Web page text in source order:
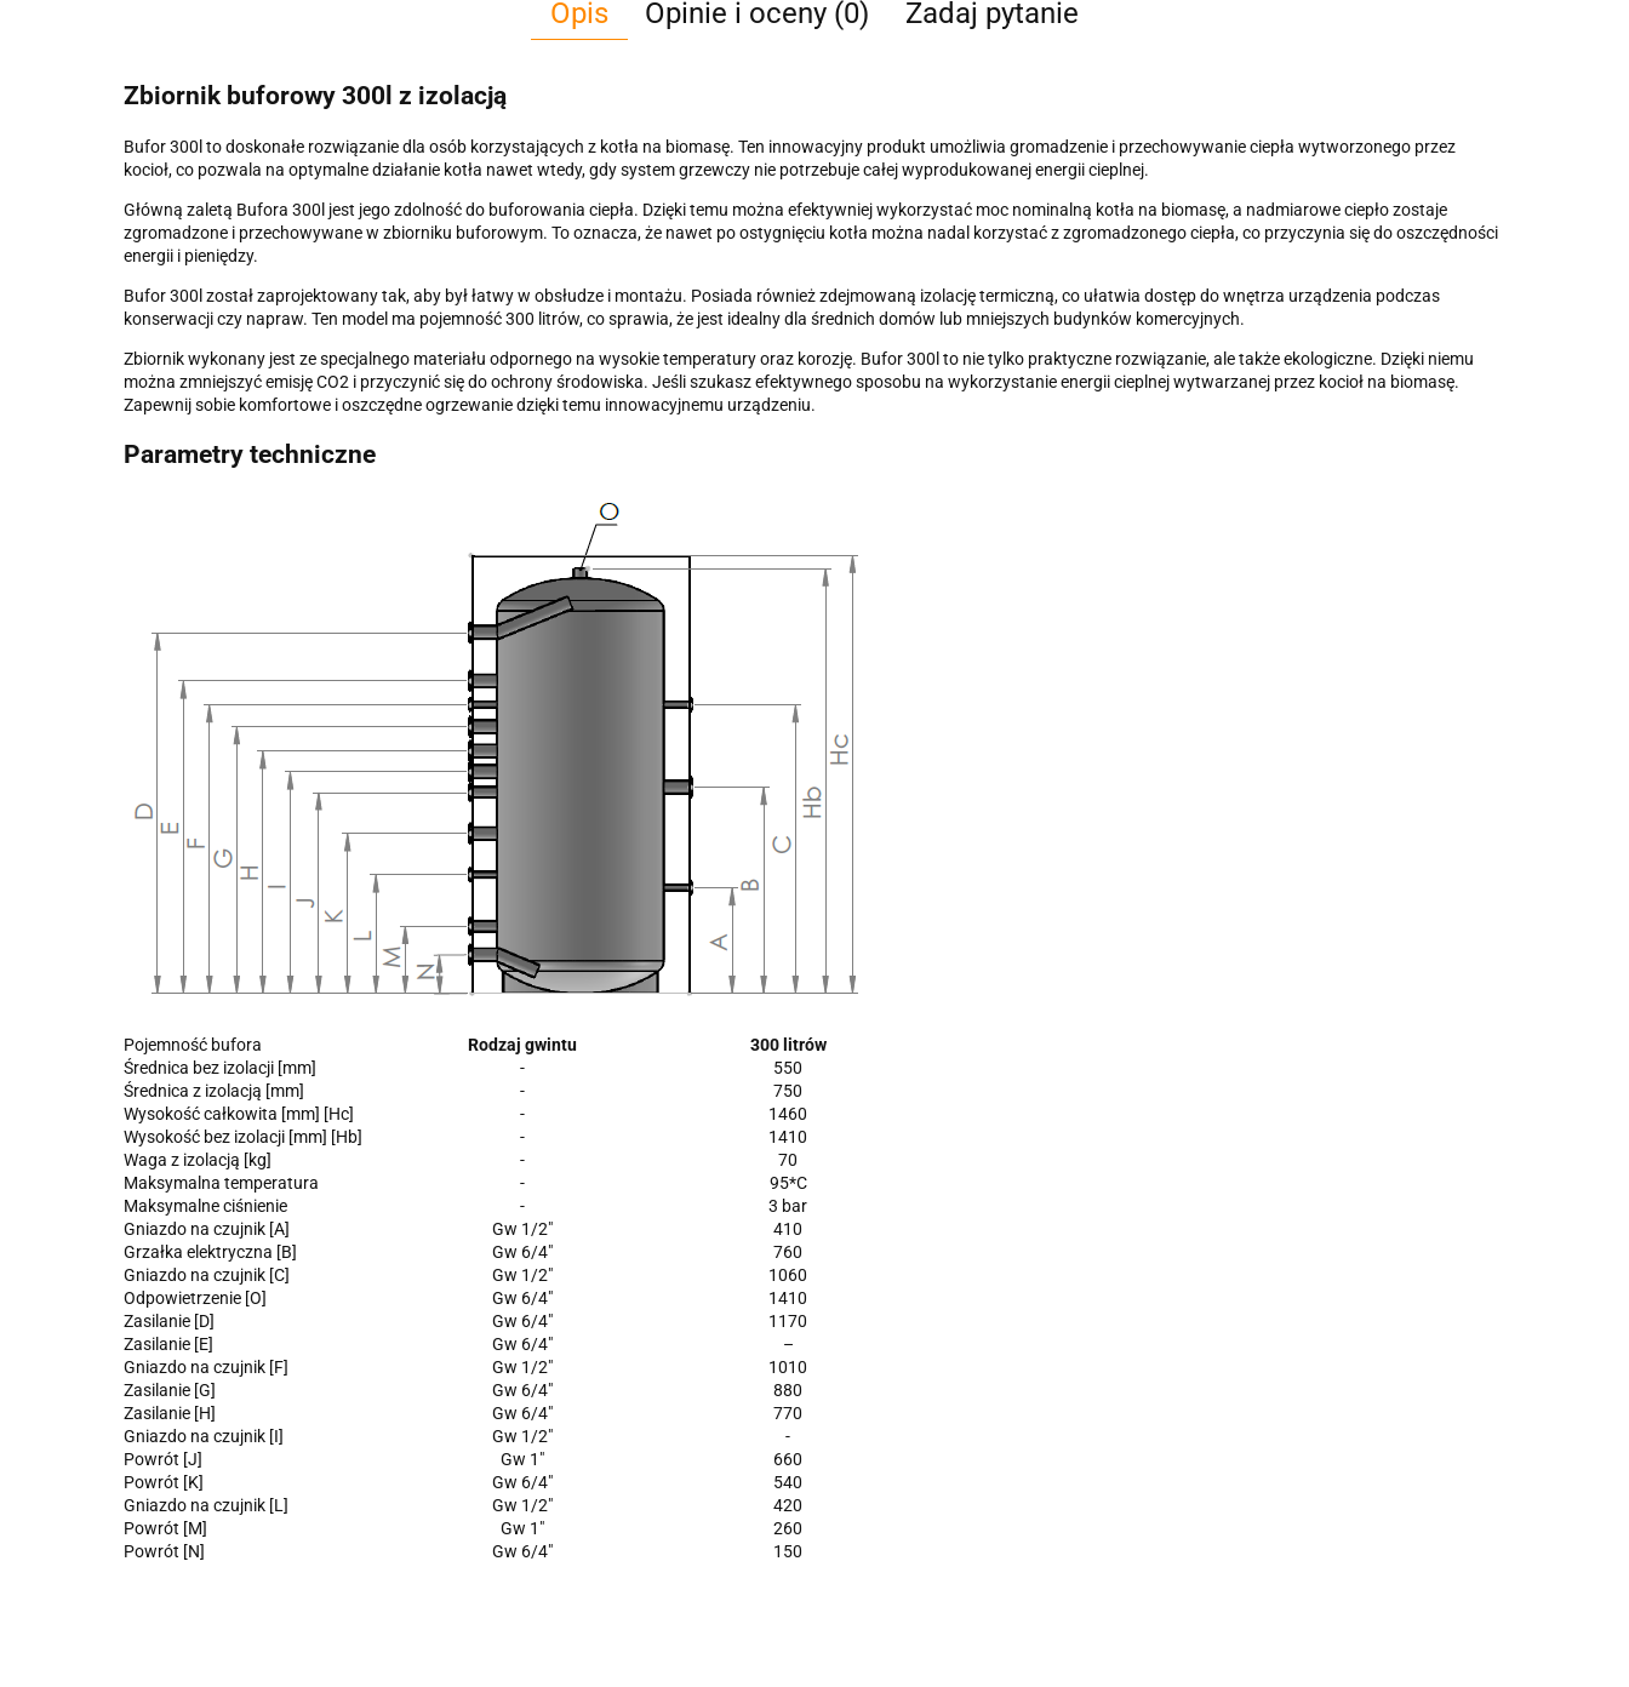
Opis Opinie i oceny (0) Zadaj pytanie
Zbiornik buforowy 300l z izolacją
Bufor 300l to doskonałe rozwiązanie dla osób korzystających z kotła na biomasę. Ten innowacyjny produkt umożliwia gromadzenie i przechowywanie ciepła wytworzonego przez
kocioł, co pozwala na optymalne działanie kotła nawet wtedy, gdy system grzewczy nie potrzebuje całej wyprodukowanej energii cieplnej.
Główną zaletą Bufora 300l jest jego zdolność do buforowania ciepła. Dzięki temu można efektywniej wykorzystać moc nominalną kotła na biomasę, a nadmiarowe ciepło zostaje
zgromadzone i przechowywane w zbiorniku buforowym. To oznacza, że nawet po ostygnięciu kotła można nadal korzystać z zgromadzonego ciepła, co przyczynia się do oszczędności
energii i pieniędzy.
Bufor 300l został zaprojektowany tak, aby był łatwy w obsłudze i montażu. Posiada również zdejmowaną izolację termiczną, co ułatwia dostęp do wnętrza urządzenia podczas
konserwacji czy napraw. Ten model ma pojemność 300 litrów, co sprawia, że jest idealny dla średnich domów lub mniejszych budynków komercyjnych.
Zbiornik wykonany jest ze specjalnego materiału odpornego na wysokie temperatury oraz korozję. Bufor 300l to nie tylko praktyczne rozwiązanie, ale także ekologiczne. Dzięki niemu
można zmniejszyć emisję CO2 i przyczynić się do ochrony środowiska. Jeśli szukasz efektywnego sposobu na wykorzystanie energii cieplnej wytwarzanej przez kocioł na biomasę.
Zapewnij sobie komfortowe i oszczędne ogrzewanie dzięki temu innowacyjnemu urządzeniu.
Parametry techniczne
Pojemność bufora Rodzaj gwintu
300 litrów
Średnica bez izolacji [mm]
-
550
Średnica z izolacją [mm]
-
750
Wysokość całkowita [mm] [Hc]
-
1460
Wysokość bez izolacji [mm] [Hb]
-
1410
Waga z izolacją [kg]
-
70
Maksymalna temperatura
-
95*C
Maksymalne ciśnienie
-
3 bar
Gniazdo na czujnik [A]
Gw 1/2"
410
Grzałka elektryczna [B]
Gw 6/4"
760
Gniazdo na czujnik [C]
Gw 1/2"
1060
Odpowietrzenie [O]
Gw 6/4"
1410
Zasilanie [D]
Gw 6/4"
1170
Zasilanie [E]
Gw 6/4"
–
Gniazdo na czujnik [F]
Gw 1/2"
1010
Zasilanie [G]
Gw 6/4"
880
Zasilanie [H]
Gw 6/4"
770
Gniazdo na czujnik [I]
Gw 1/2"
-
Powrót [J]
Gw 1"
660
Powrót [K]
Gw 6/4"
540
Gniazdo na czujnik [L]
Gw 1/2"
420
Powrót [M]
Gw 1"
260
Powrót [N]
Gw 6/4" 150